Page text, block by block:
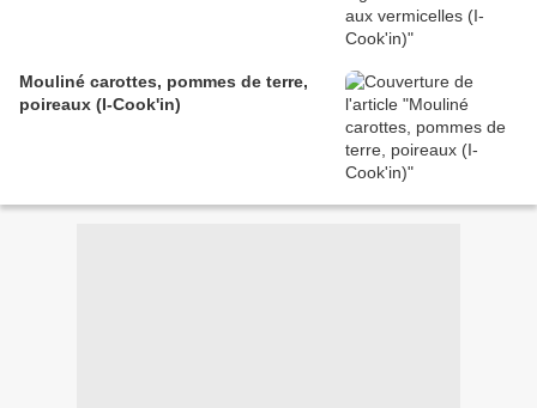
Mouliné carottes, pommes de terre,
poireaux (I-Cook'in)